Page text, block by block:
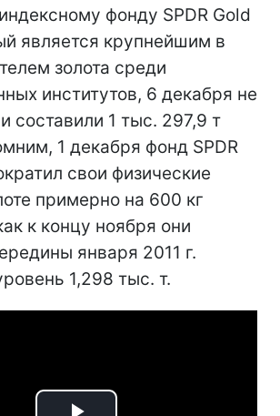
фонду SPDR Gold
является крупнейшим в
золота среди
институтов, 6 декабря не
составили 1 тыс. 297,9 т
1 декабря фонд SPDR
свои физические
примерно на 600 кг
к концу ноября они
января 2011 г.
1,298 тыс. т.